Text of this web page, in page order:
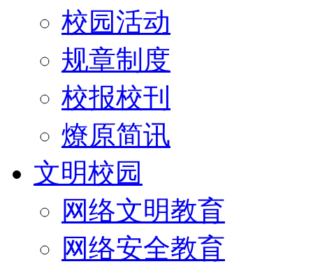
校园活动
规章制度
校报校刊
燎原简讯
文明校园
网络文明教育
网络安全教育